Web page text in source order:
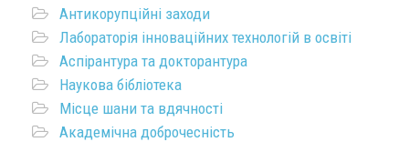
Антикорупційні заходи
Лабораторія інноваційних технологій в освіті
Аспірантура та докторантура
Наукова бібліотека
Місце шани та вдячності
Академічна доброчесність